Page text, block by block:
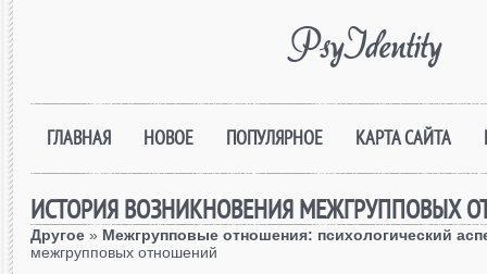
PsyIdentity
ГЛАВНАЯ НОВОЕ ПОПУЛЯРНОЕ КАРТА САЙТА
ИСТОРИЯ ВОЗНИКНОВЕНИЯ МЕЖГРУППОВЫХ
Другое » Межгрупповые отношения: психологический
межгрупповых отношений